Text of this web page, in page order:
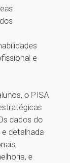
e
o PISA
dados do
detalhada
e